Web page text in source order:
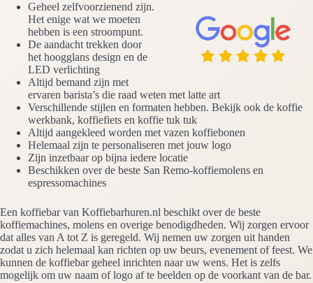
Geheel zelfvoorzienend zijn.
Het enige wat we moeten
hebben is een stroompunt.
De aandacht trekken door
het hoogglans design en de
LED verlichting
Altijd bemand zijn met
ervaren barista’s die raad weten met latte art
Verschillende stijlen en formaten hebben. Bekijk ook de koffie
werkbank, koffiefiets en koffie tuk tuk
Altijd aangekleed worden met vazen koffiebonen
Helemaal zijn te personaliseren met jouw logo
Zijn inzetbaar op bijna iedere locatie
Beschikken over de beste San Remo-koffiemolens en
espressomachines
Een koffiebar van Koffiebarhuren.nl beschikt over de beste
koffiemachines, molens en overige benodigdheden. Wij zorgen ervoor
dat alles van A tot Z is geregeld. Wij nemen uw zorgen uit handen
zodat u zich helemaal kan richten op uw beurs, evenement of feest. We
kunnen de koffiebar geheel inrichten naar uw wens. Het is zelfs
mogelijk om uw naam of logo af te beelden op de voorkant van de bar.